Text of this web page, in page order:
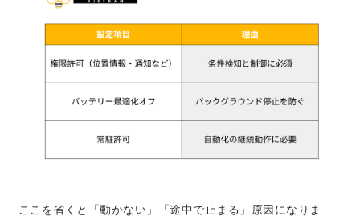
ここを省くと「動かない」「途中で止まる」原因になりま